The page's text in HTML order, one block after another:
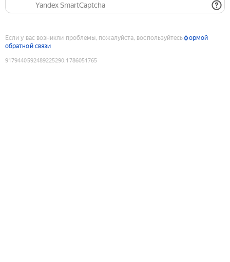
Yandex SmartCaptcha
Если у вас возникли проблемы, пожалуйста, воспользуйтесьформой
обратной связи
9179440592489225290:1786051765